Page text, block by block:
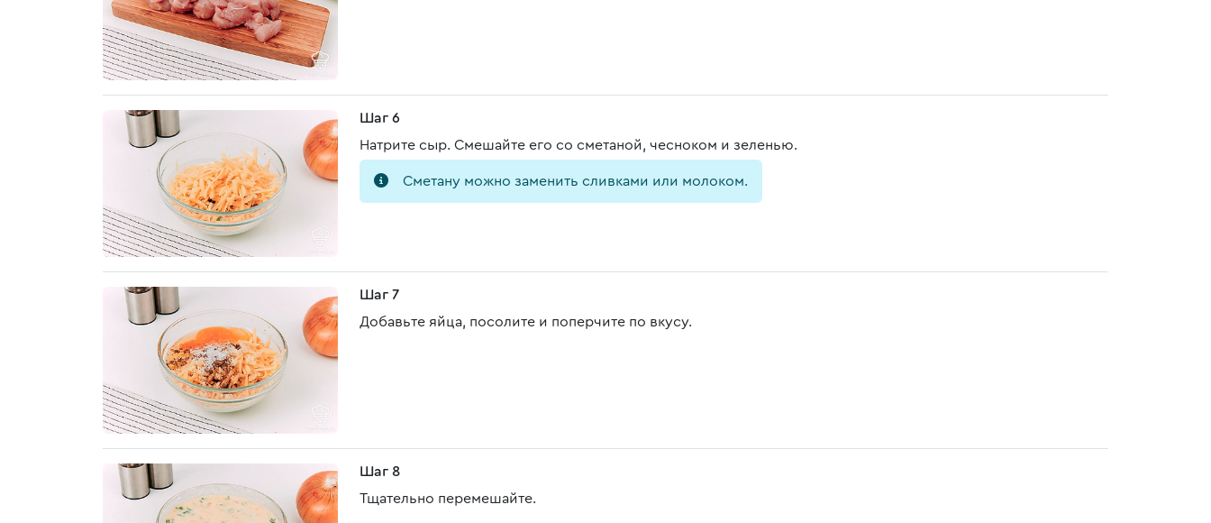
Шаг 6
Натрите сыр. Смешайте его со сметаной, чесноком и зеленью.
Сметану можно заменить сливками или молоком.
Шаг 7
Добавьте яйца, посолите и поперчите по вкусу.
Шаг 8
Тщательно перемешайте.